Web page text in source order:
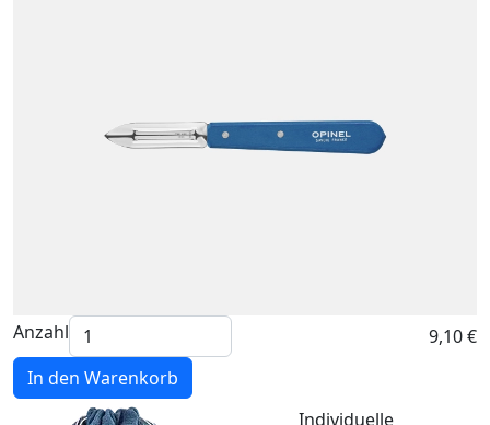
Anzahl
9,10 €
In den Warenkorb
Individuelle